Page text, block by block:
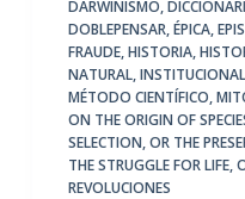
DARWINISMO,
DOBLEPENSAR,ÉPICA,
FRAUDE,HISTORIA,
NATURAL,
MÉTODO CIENTÍFICO,
ON THE ORIGIN OF
SELECTION,OR THE
THE STRUGGLE FOR LIFE,
REVOLUCIONES